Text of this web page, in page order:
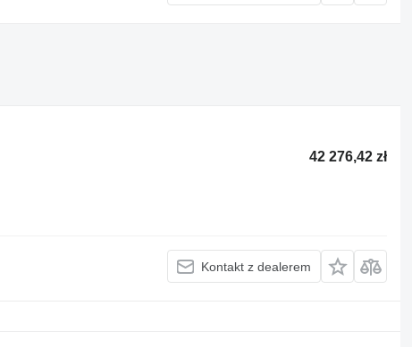
42 276,42 zł
Kontakt z dealerem